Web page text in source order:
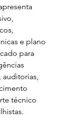
e plano
para
auditorias,
técnico